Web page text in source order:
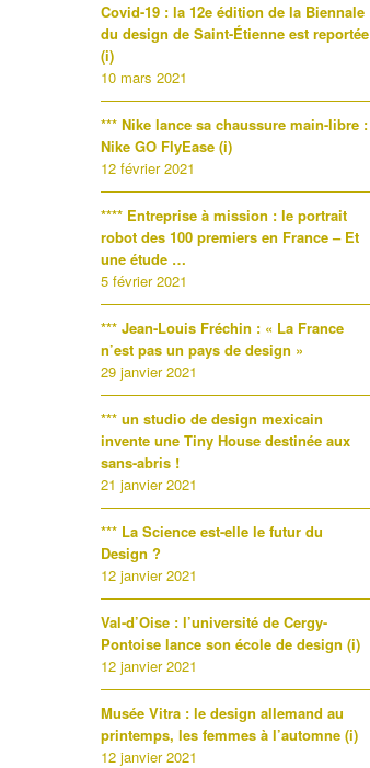
Covid-19 : la 12e édition de la Biennale
du design de Saint-Étienne est reportée
(i)
10 mars 2021
*** Nike lance sa chaussure main-libre :
Nike GO FlyEase (i)
12 février 2021
**** Entreprise à mission : le portrait
robot des 100 premiers en France – Et
une étude …
5 février 2021
*** Jean-Louis Fréchin : « La France
n’est pas un pays de design »
29 janvier 2021
*** un studio de design mexicain
invente une Tiny House destinée aux
sans-abris !
21 janvier 2021
*** La Science est-elle le futur du
Design ?
12 janvier 2021
Val-d’Oise : l’université de Cergy-
Pontoise lance son école de design (i)
12 janvier 2021
Musée Vitra : le design allemand au
printemps, les femmes à l’automne (i)
12 janvier 2021